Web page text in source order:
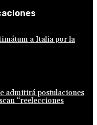
a Italia por la
admitirá postulaciones
“reelecciones